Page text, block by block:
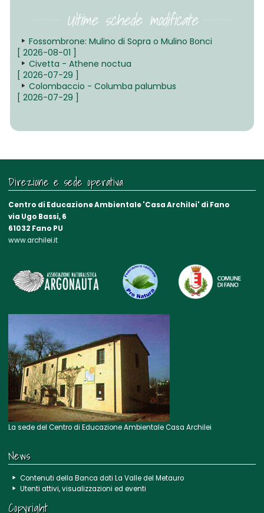
Ultime schede modificate
Fossombrone: Mulino di Sopra o Mulino Bonci
[ 2026-08-01 ]
Civetta - Athene noctua
[ 2026-07-29 ]
Colombaccio - Columba palumbus
[ 2026-07-29 ]
Direzione e sede operativa
Centro di Educazione Ambientale 'Casa Archilei' di Fano
via Ugo Bassi, 6
61032 Fano PU
www.archilei.it
La sede del Centro di Educazione Ambientale Casa Archilei
News
Contenuti della Banca dati La Valle del Metauro
Utenti attivi, visualizzazioni ed eventi
Copyright